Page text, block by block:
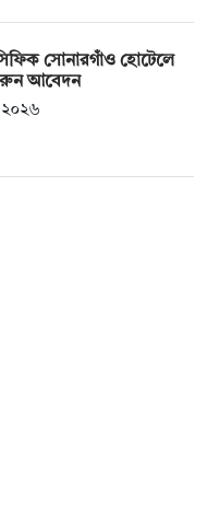
সোনারগাঁও হোটেলে
আবেদন